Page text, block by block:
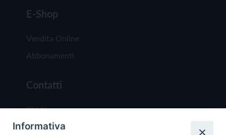
E-Shop
Vendita Online
Abbonamenti
Contatti
Chi Siamo
Redazione
Informativa